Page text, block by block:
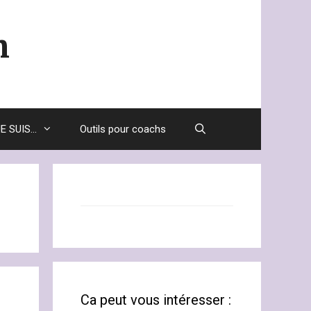
SUIS… Outils pour coachs
Ca peut vous intéresser :